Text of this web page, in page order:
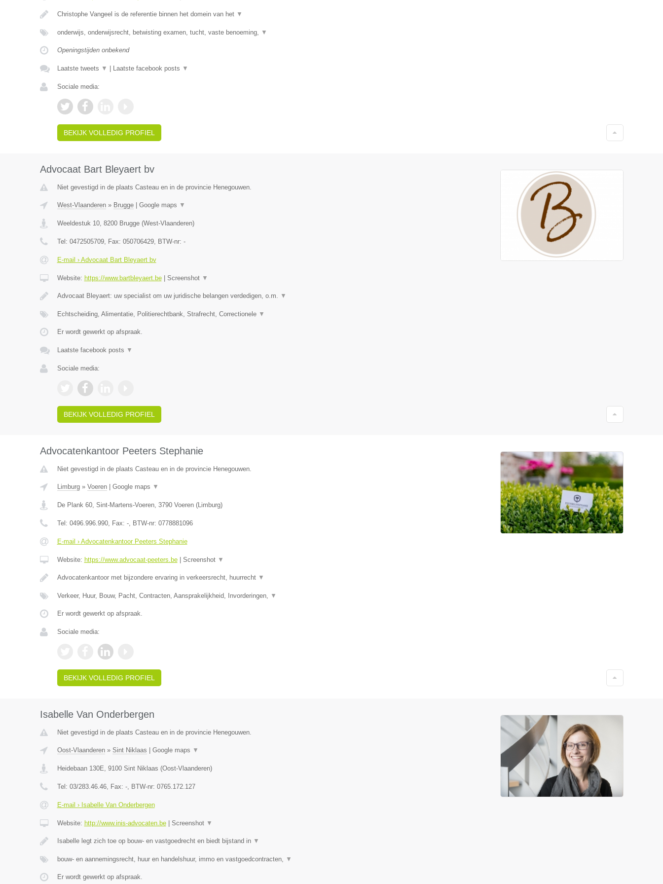
Christophe Vangeel is de referentie binnen het domein van het ▼
onderwijs, onderwijsrecht, betwisting examen, tucht, vaste benoeming, ▼
Openingstijden onbekend
Laatste tweets ▼ Laatste facebook posts ▼
Sociale media:
BEKIJK VOLLEDIG PROFIEL
Advocaat Bart Bleyaert bv
Niet gevestigd in de plaats Casteau en in de provincie Henegouwen.
West-Vlaanderen» Brugge| Google maps ▼
Weeldestuk 10, 8200 Brugge(West-Vlaanderen)
Tel: 0472505709, Fax: 050706429, BTW-nr: -
E-mail › Advocaat Bart Bleyaert bv
Website: https://www.bartbleyaert.be| Screenshot ▼
Advocaat Bleyaert: uw specialist om uw juridische belangen verdedigen, o.m. ▼
Echtscheiding, Alimentatie, Politierechtbank, Strafrecht, Correctionele ▼
Er wordt gewerkt op afspraak.
Laatste facebook posts ▼
Sociale media:
BEKIJK VOLLEDIG PROFIEL
Advocatenkantoor Peeters Stephanie
Niet gevestigd in de plaats Casteau en in de provincie Henegouwen.
Limburg» Voeren| Google maps ▼
De Plank 60, Sint-Martens-Voeren, 3790 Voeren(Limburg)
Tel: 0496.996.990, Fax: -, BTW-nr: 0778881096
E-mail › Advocatenkantoor Peeters Stephanie
Website: https://www.advocaat-peeters.be| Screenshot ▼
Advocatenkantoor met bijzondere ervaring in verkeersrecht, huurrecht ▼
Verkeer, Huur, Bouw, Pacht, Contracten, Aansprakelijkheid, Invorderingen, ▼
Er wordt gewerkt op afspraak.
Sociale media:
BEKIJK VOLLEDIG PROFIEL
Isabelle Van Onderbergen
Niet gevestigd in de plaats Casteau en in de provincie Henegouwen.
Oost-Vlaanderen» Sint Niklaas Google maps ▼
Heidebaan 130E, 9100 Sint Niklaas (Oost-Vlaanderen)
Tel: 03/283.46.46, Fax: -, BTW-nr: 0765.172.127
E-mail › Isabelle Van Onderbergen
Website: http://www.inis-advocaten.be| Screenshot ▼
Isabelle legt zich toe op bouw- en vastgoedrecht en biedt bijstand in ▼
bouw- en aannemingsrecht, huur en handelshuur, immo en vastgoedcontracten, ▼
Er wordt gewerkt op afspraak.